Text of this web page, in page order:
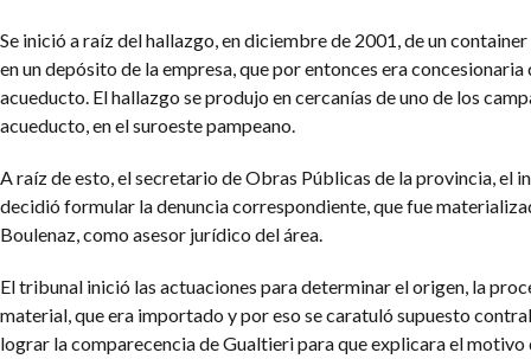
Se inició a raíz del hallazgo, en diciembre de 2001, de un
en un depósito de la empresa, que por entonces era
acueducto. El hallazgo se produjo en cercanías de uno de los
acueducto, en el suroeste pampeano.
A raíz de esto, el secretario de Obras Públicas de la provincia, el
decidió formular la denuncia correspondiente, que fue
Boulenaz, como asesor jurídico del área.
El tribunal inició las actuaciones para determinar el origen, la
material, que era importado y por eso se caratuló supuesto
lograr la comparecencia de Gualtieri para que explicara el